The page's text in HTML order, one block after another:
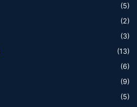
(5)
(2)
(3)
(13)
(6)
(9)
(5)